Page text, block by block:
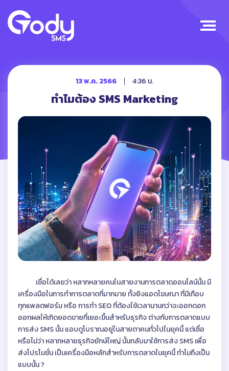
13 พ.ค. 2566 4:36 น.
ทำไมต้อง SMS Marketing
เชื่อได้เลยว่า หลากหลายคนในสายงานการตลาดออนไลน์นั้น มี
เครื่องมือในการทำการตลาดที่มากมาย ทั้งยิงแอดโฆษณา ที่มีเกือบ
ทุกแพลตฟอร์ม หรือ การทำ SEO ที่ต้องใช้เวลานานกว่าจะออกดอก
ออกผลให้เกิดยอดขายที่เยอะขึ้นสำหรับธุรกิจ ต่างกับการตลาดแบบ
การส่ง SMS นั้น แอบดูโบราณอยู่ในสายตาคนทั่วไปในยุคนี้ แต่เชื่อ
หรือไม่ว่า หลากหลายธุรกิจยักษ์ใหญ่ นั้นกลับมาใช้การส่ง SMS เพื่อ
ส่งโปรโมชั่น เป็นเครื่องมือหลักสำหรับการตลาดในยุคนี้ ทำไมถึงเป็น
แบบนั้น ?